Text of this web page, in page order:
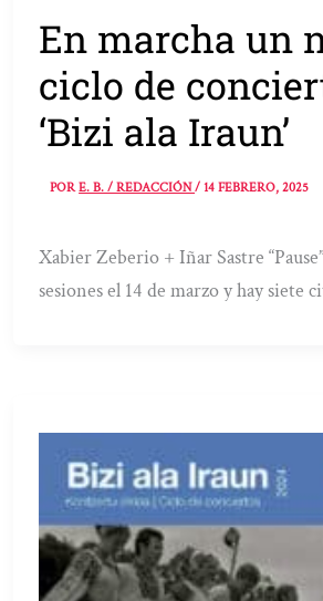
En marcha un
ciclo de
‘Bizi ala Iraun’
PORE. B. / REDACCIÓN/14 FEBRERO, 2025
Xabier Zeberio + Iñar Sastre
sesiones el 14 de marzo y hay siete